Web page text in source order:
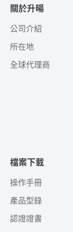
關於升暘
公司介紹
所在地
全球代理商
檔案下載
操作手冊
產品型錄
認證證書